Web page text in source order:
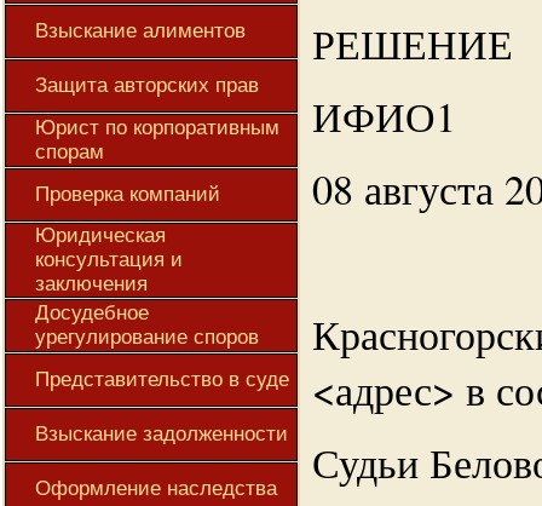
Взыскание алиментов
Защита авторских прав
Юрист по корпоративным
спорам
Проверка компаний
Юридическая
консультация и
заключения
Досудебное
урегулирование споров
Представительство в суде
Взыскание задолженности
Оформление наследства
РЕШЕНИЕ
ИФИО1
08 августа
<адрес> в
Судьи